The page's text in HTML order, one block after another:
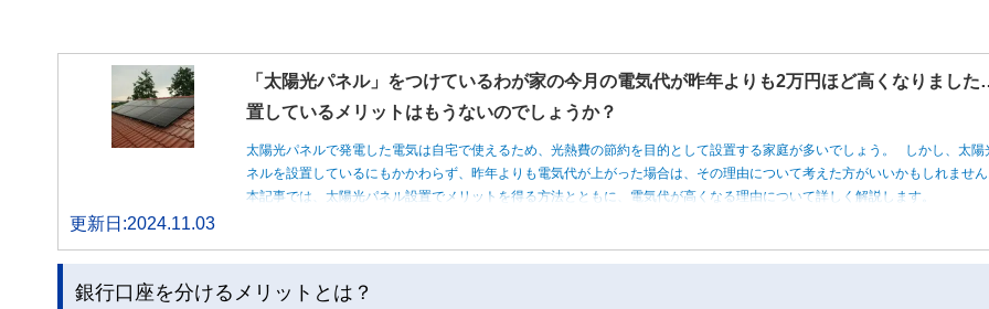
「太陽光パネル」をつけているわが家の今月の電気代が昨年よりも2万円ほど高くなりまし
置しているメリットはもうないのでしょうか？
太陽光パネルで発電した電気は自宅で使えるため、光熱費の節約を目的として設置する家庭が多いでしょう。 しかし、太陽
ネルを設置しているにもかかわらず、昨年よりも電気代が上がった場合は、その理由について考えた方がいいかもしれませ
本記事では、太陽光パネル設置でメリットを得る方法とともに、電気代が高くなる理由について詳しく解説します。
更新日:2024.11.03
銀行口座を分けるメリットとは？